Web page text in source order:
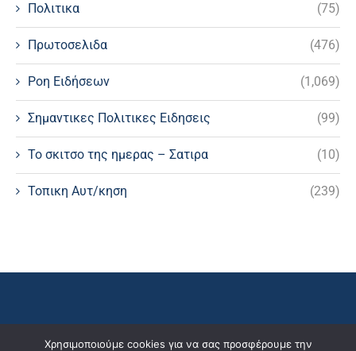
Πολιτικα (75)
Πρωτοσελιδα (476)
Ροη Ειδήσεων (1,069)
Σημαντικες Πολιτικες Ειδησεις (99)
Το σκιτσο της ημερας – Σατιρα (10)
Τοπικη Αυτ/κηση (239)
Χρησιμοποιούμε cookies για να σας προσφέρουμε την